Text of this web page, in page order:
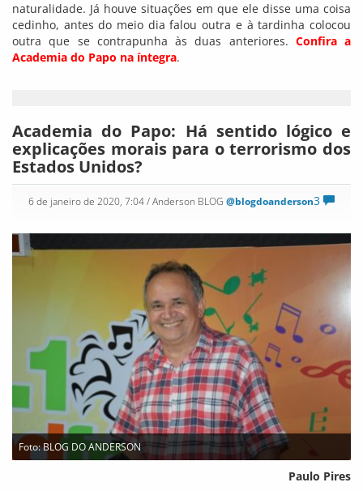
naturalidade. Já houve situações em que ele disse uma coisa
cedinho, antes do meio dia falou outra e à tardinha colocou
outra que se contrapunha às duas anteriores. Confira a
Academia do Papo na íntegra.
Academia do Papo: Há sentido lógico e
explicações morais para o terrorismo dos
Estados Unidos?
3
6 de janeiro de 2020, 7:04/ Anderson BLOG @blogdoanderson
Foto: BLOG DO ANDERSON
Paulo Pires